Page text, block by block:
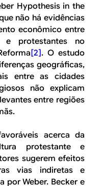
Hypothesis in the
não há evidências
econômico entre
e protestantes no
[2]. O estudo
geográficas,
entre as cidades
não explicam
entre regiões
acerca da
protestante e
sugerem efeitos
vias indiretas e
por Weber. Becker e